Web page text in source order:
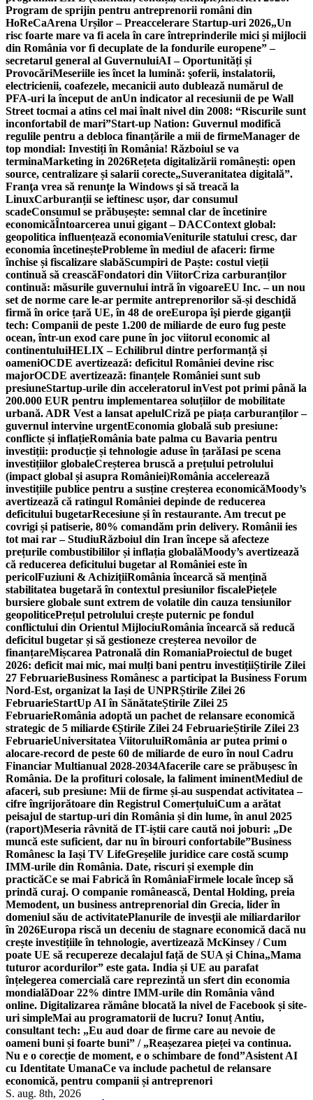
Program de sprijin pentru antreprenorii români din
HoReCaArena Urșilor – Preaccelerare Startup-uri 2026„Un
risc foarte mare va fi acela în care întreprinderile mici și mijlocii
din România vor fi decuplate de la fondurile europene” –
secretarul general al GuvernuluiAI – Oportunități și
ProvocăriMeseriile ies încet la lumină: şoferii, instalatorii,
electricienii, coafezele, mecanicii auto dublează numărul de
PFA-uri la început de anUn indicator al recesiunii de pe Wall
Street tocmai a atins cel mai înalt nivel din 2008: “Riscurile sunt
inconfortabil de mari”Start-up Nation: Guvernul modifică
regulile pentru a debloca finanțările a mii de firmeManager de
top mondial: Investiți în România! Războiul se va
terminaMarketing in 2026Rețeta digitalizării românești: open
source, centralizare și salarii corecte„Suveranitatea digitală”.
Franţa vrea să renunţe la Windows şi să treacă la
LinuxCarburanții se ieftinesc ușor, dar consumul
scadeConsumul se prăbușește: semnal clar de încetinire
economicăÎntoarcerea unui gigant – DACContext global:
geopolitica influențează economiaVeniturile statului cresc, dar
economia încetineșteProbleme în mediul de afaceri: firme
închise și fiscalizare slabăScumpiri de Paște: costul vieții
continuă să creascăFondatori din ViitorCriza carburanților
continuă: măsurile guvernului intră în vigoareEU Inc. – un nou
set de norme care le-ar permite antreprenorilor să-și deschidă
firmă în orice țară UE, în 48 de oreEuropa îşi pierde giganţii
tech: Companii de peste 1.200 de miliarde de euro fug peste
ocean, într-un exod care pune în joc viitorul economic al
continentuluiHELIX – Echilibrul dintre performanță și
oameniOCDE avertizează: deficitul României devine risc
majorOCDE avertizează: finanțele României sunt sub
presiuneStartup-urile din acceleratorul inVest pot primi până la
200.000 EUR pentru implementarea soluțiilor de mobilitate
urbană. ADR Vest a lansat apelulCriză pe piața carburanților –
guvernul intervine urgentEconomia globală sub presiune:
conflicte și inflațieRomânia bate palma cu Bavaria pentru
investiții: producție și tehnologie aduse în țarăIasi pe scena
investițiilor globaleCreșterea bruscă a prețului petrolului
(impact global și asupra României)România accelerează
investițiile publice pentru a susține creșterea economicăMoody’s
avertizează că ratingul României depinde de reducerea
deficitului bugetarRecesiune și în restaurante. Am trecut pe
covrigi și patiserie, 80% comandăm prin delivery. Românii ies
tot mai rar – StudiuRăzboiul din Iran începe să afecteze
prețurile combustibililor și inflația globalăMoody’s avertizează
că reducerea deficitului bugetar al României este în
pericolFuziuni & AchizițiiRomânia încearcă să mențină
stabilitatea bugetară în contextul presiunilor fiscalePiețele
bursiere globale sunt extrem de volatile din cauza tensiunilor
geopoliticePrețul petrolului crește puternic pe fondul
conflictului din Orientul MijlociuRomânia încearcă să reducă
deficitul bugetar și să gestioneze creșterea nevoilor de
finanțareMișcarea Patronală din RomaniaProiectul de buget
2026: deficit mai mic, mai mulți bani pentru investițiiȘtirile Zilei
27 FebruarieBusiness Românesc a participat la Business Forum
Nord-Est, organizat la Iași de UNPRȘtirile Zilei 26
FebruarieStartUp AI în SănătateȘtirile Zilei 25
FebruarieRomânia adoptă un pachet de relansare economică
strategic de 5 miliarde €Știrile Zilei 24 FebruarieȘtirile Zilei 23
FebruarieUniversitatea ViitoruluiRomânia ar putea primi o
alocare-record de peste 60 de miliarde de euro în noul Cadru
Financiar Multianual 2028-2034Afacerile care se prăbușesc în
România. De la profituri colosale, la faliment iminentMediul de
afaceri, sub presiune: Mii de firme și-au suspendat activitatea –
cifre îngrijorătoare din Registrul ComerțuluiCum a arătat
peisajul de startup-uri din România și din lume, în anul 2025
(raport)Meseria râvnită de IT-iștii care caută noi joburi: „De
muncă este suficient, dar nu în birouri confortabile”Business
Românesc la Iași TV LifeGreșelile juridice care costă scump
IMM-urile din România. Date, riscuri și exemple din
practicăCe se mai Fabrică în RomâniaFirmele locale încep să
prindă curaj. O companie românească, Dental Holding, preia
Memodent, un business antreprenorial din Grecia, lider în
domeniul său de activitatePlanurile de invesţii ale miliardarilor
în 2026Europa riscă un deceniu de stagnare economică dacă nu
crește investițiile în tehnologie, avertizează McKinsey / Cum
poate UE să recupereze decalajul față de SUA și China„Mama
tuturor acordurilor” este gata. India și UE au parafat
înțelegerea comercială care reprezintă un sfert din economia
mondialăDoar 22% dintre IMM-urile din România vând
online. Digitalizarea rămâne blocată la nivel de Facebook și site-
uri simpleMai au programatorii de lucru? Ionuț Antiu,
consultant tech: „Eu aud doar de firme care au nevoie de
oameni buni și foarte buni” / „Reașezarea pieței va continua.
Nu e o corecție de moment, e o schimbare de fond”Asistent AI
cu Identitate UmanaCe va include pachetul de relansare
economică, pentru companii și antreprenori
S. aug. 8th, 2026